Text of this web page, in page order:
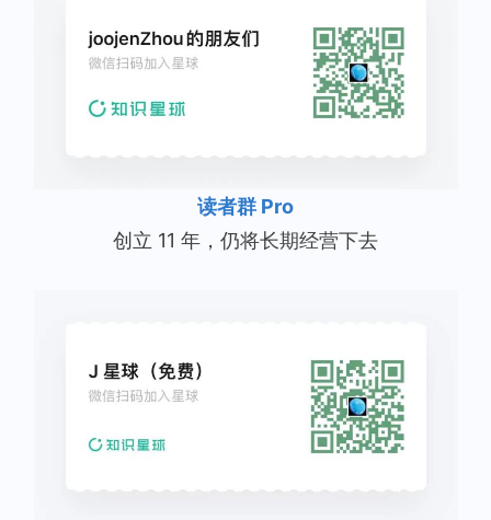
读者群 Pro
创立 11 年，仍将长期经营下去